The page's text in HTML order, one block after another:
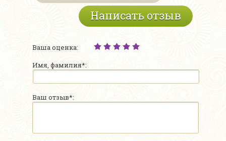
Написать отзыв
Ваша оценка:
Имя, фамилия*:
Ваш отзыв*: